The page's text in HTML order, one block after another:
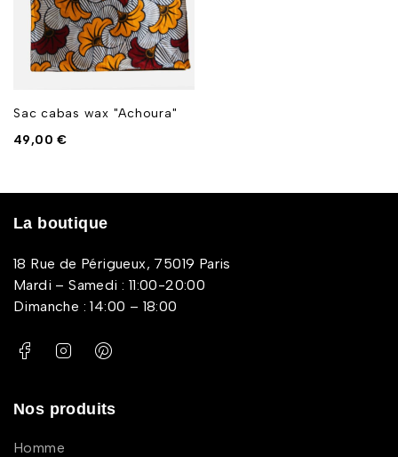
Sac cabas wax "Achoura"
49,00€
La boutique
18 Rue de Périgueux, 75019 Paris
Mardi – Samedi : 11:00-20:00
Dimanche : 14:00 – 18:00
Nos produits
Homme